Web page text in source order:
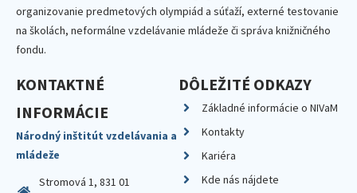
organizovanie predmetových olympiád a súťaží, externé testovanie
na školách, neformálne vzdelávanie mládeže či správa knižničného
fondu.
KONTAKTNÉ
INFORMÁCIE
Národný inštitút vzdelávania a
mládeže
Stromová 1, 831 01
DÔLEŽITÉ ODKAZY
Základné informácie o NIVaM
Kontakty
Kariéra
Kde nás nájdete